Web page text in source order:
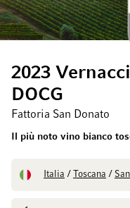
2023
DOCG
Fattoria San Donato
Il più noto vino bianco
Italia / Toscana /